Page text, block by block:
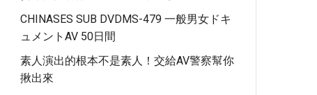
CHINASES SUB DVDMS-479 一般男女ドキ
ュメントAV 50日間
素人演出的根本不是素人！交給AV警察幫你
揪出來